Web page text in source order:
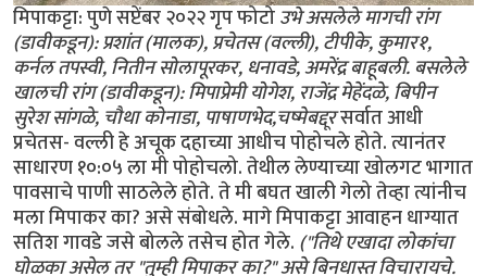
मिपाकट्टा: पुणे सप्टेंबर २०२२ गृप फोटोउभे असलेले मागची रांग
(डावीकडून): प्रशांत (मालक), प्रचेतस (वल्ली), टीपीके, कुमार१,
कर्नल तपस्वी, नितीन सोलापूरकर, धनावडे, अमरेंद्र बाहूबली. बसलेले
खालची रांग (डावीकडून): मिपाप्रेमी योगेश, राजेंद्र मेहेंदळे, बिपीन
सुरेश सांगळे, चौथा कोनाडा, पाषाणभेद,चष्मेबद्दूरसर्वात आधी
प्रचेतस- वल्ली हे अचूक दहाच्या आधीच पोहोचले होते. त्यानंतर
साधारण १०:०५ ला मी पोहोचलो. तेथील लेण्याच्या खोलगट भागात
पावसाचे पाणी साठलेले होते. ते मी बघत खाली गेलो तेव्हा त्यांनीच
मला मिपाकर का? असे संबोधले. मागे मिपाकट्टा आवाहन धाग्यात
सतिश गावडे जसे बोलले तसेच होत गेले.("तिथे एखादा लोकांचा
घोळका असेल तर "तुम्ही मिपाकर का?" असे बिनधास्त विचारायचे.